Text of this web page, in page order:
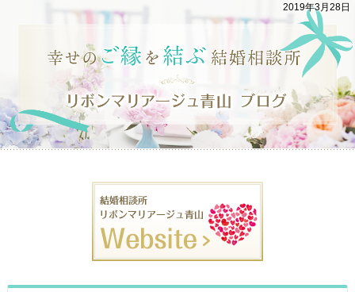
2019年3月28日